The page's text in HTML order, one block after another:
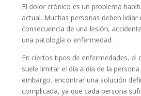
El dolor crónico es un problema
actual. Muchas personas deben
consecuencia de una lesión,
una patología o enfermedad.
En ciertos tipos de enfermedades, el
suele limitar el día a día de la
embargo, encontrar una solución
complicada, ya que cada persona